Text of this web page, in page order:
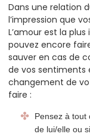
Dans une relation
l’impression que
L’amour est la
pouvez encore
sauver en cas de
de vos sentiments
changement de
faire :
Pensez à tout
de lui/elle ou